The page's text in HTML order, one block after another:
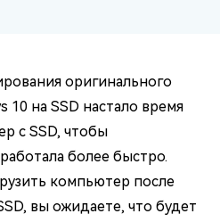
оригинального
10 на SSD настало время
с SSD, чтобы
более быстро.
компьютер после
вы ожидаете, что будет